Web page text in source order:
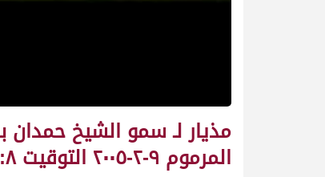
مذيار لـ سمو الشيخ
المرموم ٩-٢-٢٠٠٥ التوقيت ١٣:١٣:٨